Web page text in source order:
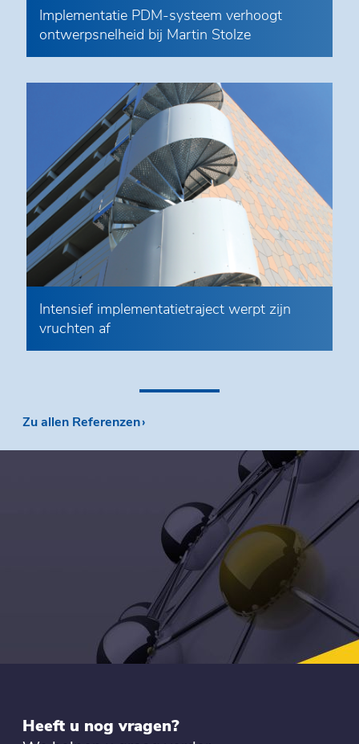
Implementatie PDM-systeem verhoogt
ontwerpsnelheid bij Martin Stolze
Intensief implementatietraject werpt zijn
vruchten af
Zu allen Referenzen
Heeft u nog vragen?